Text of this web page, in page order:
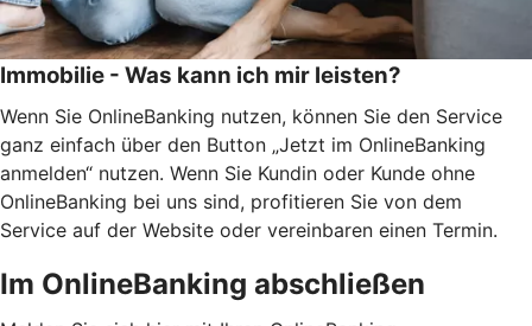
Immobilie - Was kann ich mir leisten?
Wenn Sie OnlineBanking nutzen, können Sie den Service
ganz einfach über den Button „Jetzt im OnlineBanking
anmelden“ nutzen. Wenn Sie Kundin oder Kunde ohne
OnlineBanking bei uns sind, profitieren Sie von dem
Service auf der Website oder vereinbaren einen Termin.
Im OnlineBanking abschließen